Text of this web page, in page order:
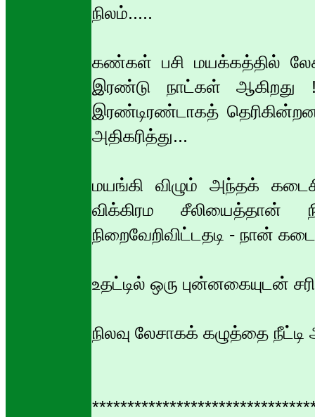
நிலம்.....
கண்கள் பசி மயக்கத்தில்
இரண்டு நாட்கள் ஆகிறது !
இரண்டிரண்டாகத்
அதிகரித்து...
மயங்கி விழும் அந்தக்
விக்கிரம
நிறைவேறிவிட்டதடி - நான்
உதட்டில் ஒரு புன்னகையுடன்
நிலவு லேசாகக் கழுத்தை